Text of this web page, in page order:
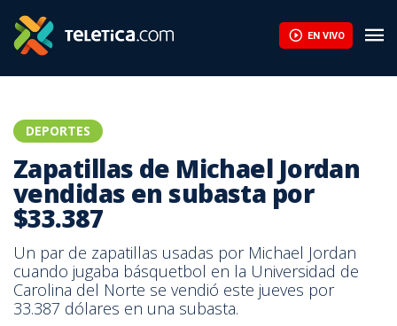
EN VIVO
DEPORTES
Zapatillas de Michael Jordan
vendidas en subasta por
$33.387
Un par de zapatillas usadas por Michael Jordan
cuando jugaba básquetbol en la Universidad de
Carolina del Norte se vendió este jueves por
33.387 dólares en una subasta.
La leyenda del básquetbol, Michael Jordan, propietario de los